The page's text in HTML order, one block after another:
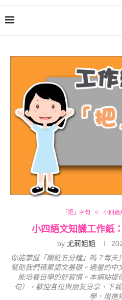
「把」字句 小四適
小四語文知識工作紙
by 尤莉姐姐
你能掌握「關鍵五分鐘」嗎？每
幫助我們積累語文基礎。適量的
能培養自學的好習慣。本網站提
句），歡迎各位與朋友分享、下
學，增進